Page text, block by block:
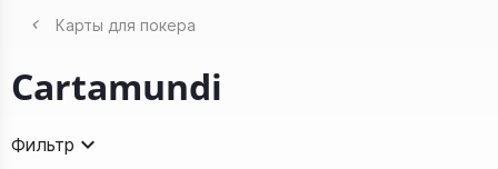
Карты для покера
Cartamundi
Фильтр